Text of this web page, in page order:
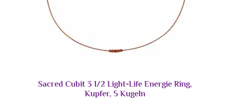
Sacred Cubit 3 1/2 Light-Life Energie Ring,
Kupfer, 5 Kugeln